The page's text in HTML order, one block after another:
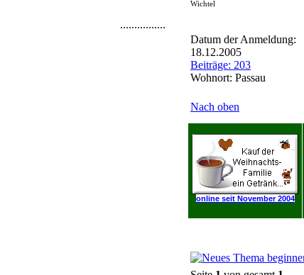
................
Wichtel
Datum der Anmeldung:
18.12.2005
Beiträge: 203
Wohnort: Passau
Nach oben
online seit November 2004